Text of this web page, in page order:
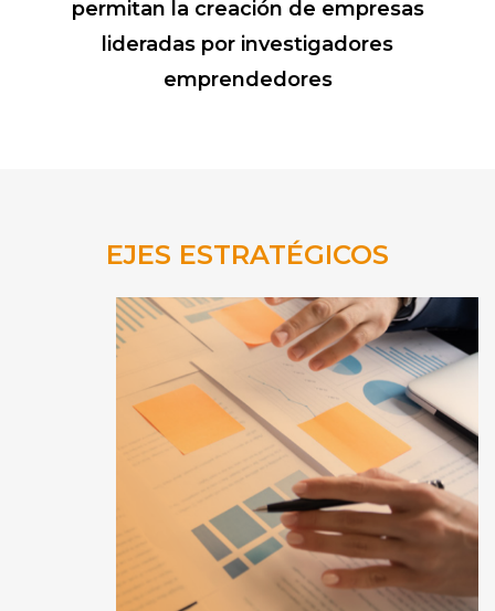
permitan la creación de empresas
lideradas por investigadores
emprendedores
EJES ESTRATÉGICOS